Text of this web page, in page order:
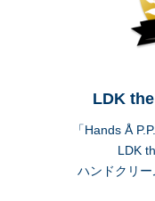
LDK
「Hands Å
LDK
ハンドクリー